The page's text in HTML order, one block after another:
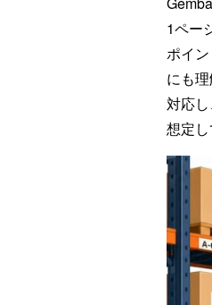
1ペー
ポイ
にも
対応
想定し